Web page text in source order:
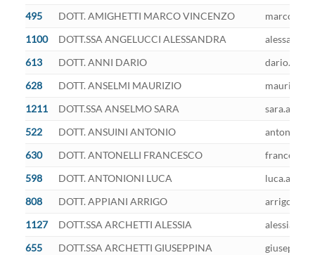
495
DOTT. AMIGHETTI MARCO VINCENZO
1100
DOTT.SSA ANGELUCCI ALESSANDRA
613
DOTT. ANNI DARIO
628
DOTT. ANSELMI MAURIZIO
1211
DOTT.SSA ANSELMO SARA
522
DOTT. ANSUINI ANTONIO
630
DOTT. ANTONELLI FRANCESCO
598
DOTT. ANTONIONI LUCA
808
DOTT. APPIANI ARRIGO
1127
DOTT.SSA ARCHETTI ALESSIA
655
DOTT.SSA ARCHETTI GIUSEPPINA